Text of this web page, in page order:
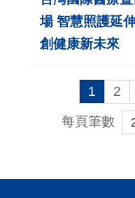
場 智慧照護延
創健康新未來
1 2
每頁筆數